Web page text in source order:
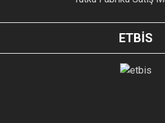
ETBİS